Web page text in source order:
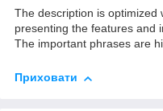
The description is optimized
presenting the features and
The important phrases are
Приховати